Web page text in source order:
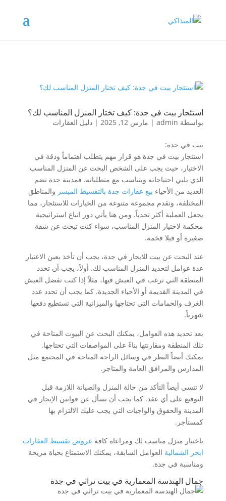
استئجار بيت في جدة: كيف تختار المنزل المناسب لك؟
بواسطة admin
| مارس 12, 2025 | دليل العقارات
بيت في جدة:
استئجار بيت في جدة هو قرار مهم يتطلب اهتماماً ودقة في
الاختيار، حيث يجب على الشخص البحث عن المنزل المناسب
الذي يلبي احتياجاته ويتناسب مع متطلباته. فمدينة جدة تضم
العديد من الأحياء بيع عقارات جدة بالتقسيط الميسر والمناطق
المختلفة، وتقدم مجموعة متنوعة من الخيارات للاستئجار، مما
يجعل العملية أكثر تحدياً. ومن هنا يأتي دور اتباع استراتيجية
محكمة لاختيار المنزل المناسب، سواء كنت تبحث عن شقة
صغيرة أو فيلا فخمة.
عند البحث عن بيت للايجار في جدة، يجب أن تأخذ بعين الاعتبار
عدة عوامل لتحديد المنزل المناسب لك. أولاً، يجب أن تحدد
المنطقة التي ترغب في العيش فيها، مثلاً إذا كنت تفضل العيش
في المدينة القديمة أو الأحياء الجديدة. كما يجب أن تحدد عدد
الغرف والحمامات التي تحتاجها والميزانية التي تستطيع دفعها
شهرياً.
بعد تحديد هذه العوامل، يمكنك البحث عن البيوت المتاحة في
تلك المنطقة ومقارنتها بناءً على المواصفات التي تحتاجها.
يمكنك أيضاً النظر في وسائل الراحة المتاحة في المجتمع مثل
المدارس والمرافق العامة والمتاجر.
لا تنسى أيضاً التأكد من حالة المنزل والصيانة اللازمة قبل
التوقيع على أي عقد. كما يجب أن تسأل عن قوانين الإيجار في
المدينة والحقوق والواجبات التي يجب عليك الالتزام بها
كمستأجر.
باختيار منزل مناسب لك ومراعاة كافة عروض تقسيط العقارات
ابحر الشمالية العوامل السابقة، يمكنك الاستمتاع بحياة مريحة
ومناسبة في جدة.
جمال الهندسة المعمارية في بيت تراثي في جدة